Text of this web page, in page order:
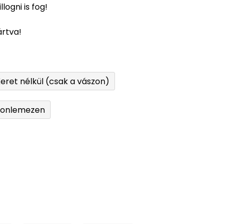
is fog!
nélkül (csak a vászon)